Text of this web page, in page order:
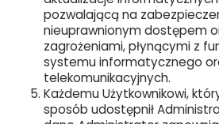
pozwalającą na
nieuprawnionym dostępem
zagrożeniami, płynącymi z
systemu informatycznego
telekomunikacyjnych.
Każdemu Użytkownikowi,
sposób udostępnił